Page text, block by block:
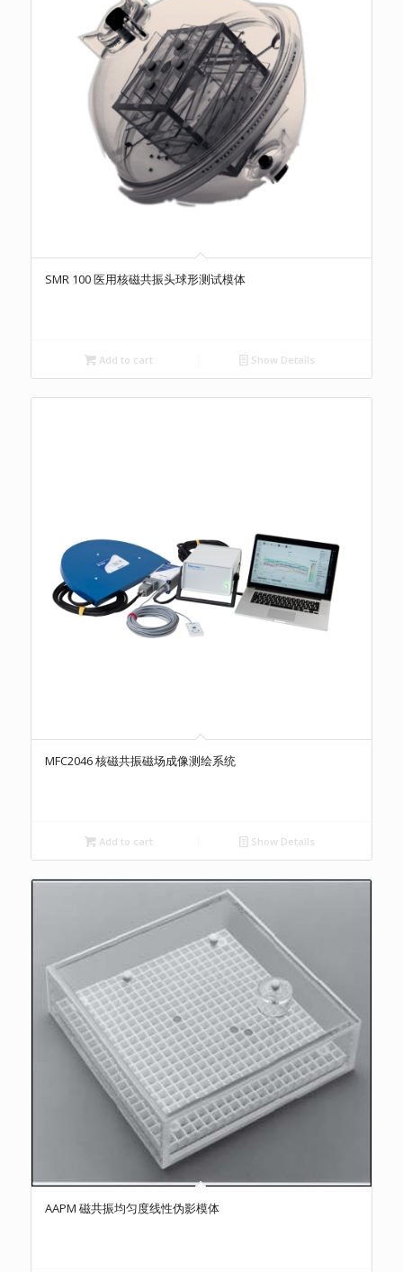
SMR 100 医用核磁共振头球形测试模体
Add to cart Show Details
MFC2046 核磁共振磁场成像测绘系统
Add to cart Show Details
AAPM 磁共振均匀度线性伪影模体